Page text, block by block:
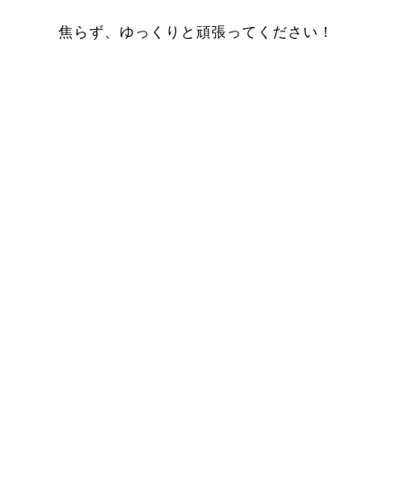
焦らず、ゆっくりと頑張ってください！